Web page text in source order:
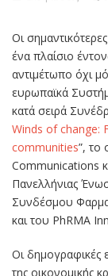
Οι
ένα πλαίσιο
αντιμέτωπο όχι
ευρωπαϊκά
κατά σειρά
Winds of change:
communities”, το
Communications
Πανελλήνιας
Συνδέσμου
και του PhRMA
Οι δημογραφικές
της οικονομικής